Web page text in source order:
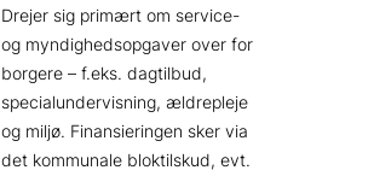
Drejer sig primært om service-
og myndighedsopgaver over for
borgere – f.eks. dagtilbud,
specialundervisning, ældrepleje
og miljø. Finansieringen sker via
det kommunale bloktilskud, evt.